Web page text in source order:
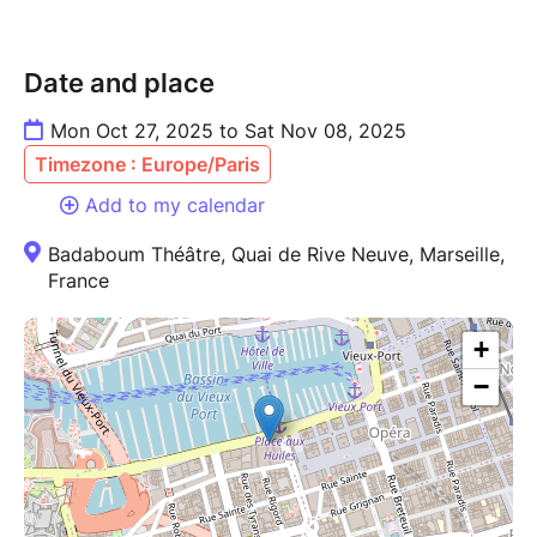
Date and place
Mon Oct 27, 2025 to Sat Nov 08, 2025
Timezone : Europe/Paris
Add to my calendar
Badaboum Théâtre, Quai de Rive Neuve, Marseille,
France
+
−